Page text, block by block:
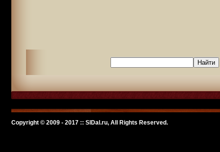
Copyright © 2009 - 2017 :: SlDal.ru, All Rights Reserved.